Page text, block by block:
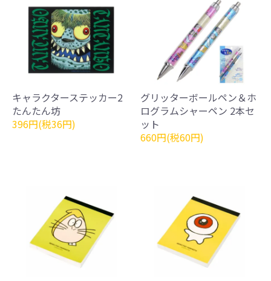
キャラクターステッカー2
たんたん坊
396円(税36円)
グリッターボールペン＆ホ
ログラムシャーペン 2本セ
ット
660円(税60円)